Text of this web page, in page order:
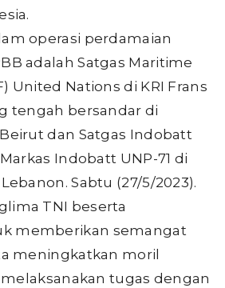
operasi perdamaian
adalah Satgas Maritime
United Nations di KRI Frans
tengah bersandar di
dan Satgas Indobatt
Indobatt UNP-71 di
Sabtu (27/5/2023).
TNI beserta
memberikan semangat
meningkatkan moril
tugas dengan